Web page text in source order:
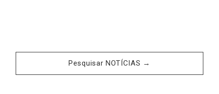
Pesquisar NOTÍCIAS →